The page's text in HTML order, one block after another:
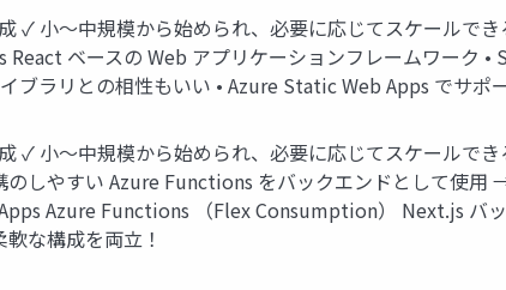
✓ 小〜中規模から始められ、必要に応じてスケールで
ベースの Web アプリケーションフレームワーク •
ブラリとの相性もいい • Azure Static Web Apps でサ
✓ 小〜中規模から始められ、必要に応じてスケールで
のしやすい Azure Functions をバックエンドとして使
Azure Functions （Flex Consumption） Next.js バ
な構成を両立！